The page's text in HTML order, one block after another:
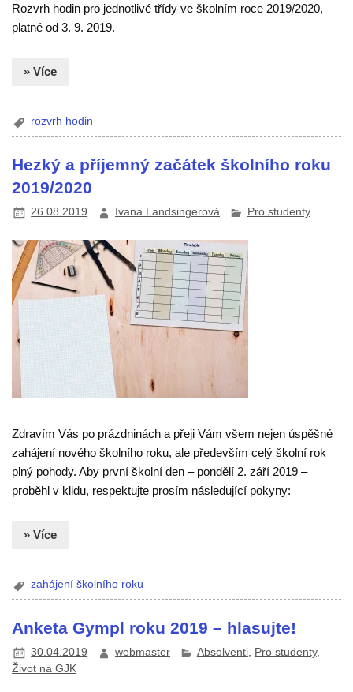
Rozvrh hodin pro jednotlivé třídy ve školním roce 2019/2020,
platné od 3. 9. 2019.
» Více
rozvrh hodin
Hezký a příjemný začátek školního roku
2019/2020
26.08.2019 Ivana Landsingerová Pro studenty
Zdravím Vás po prázdninách a přeji Vám všem nejen úspěšné
zahájení nového školního roku, ale především celý školní rok
plný pohody. Aby první školní den – pondělí 2. září 2019 –
proběhl v klidu, respektujte prosím následující pokyny:
» Více
zahájení školního roku
Anketa Gympl roku 2019 – hlasujte!
30.04.2019 webmaster Absolventi, Pro studenty,
Život na GJK